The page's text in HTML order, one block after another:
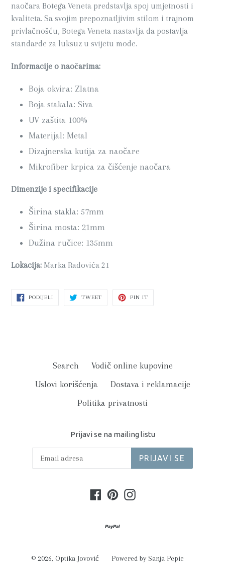
naočara Botega Veneta predstavlja spoj umjetnosti i
kvaliteta. Sa svojim prepoznatljivim stilom i trajnom
privlačnošću, Botega Veneta nastavlja da postavlja
standarde za luksuz u svijetu mode.
Informacije o naočarima:
Boja okvira: Zlatna
Boja stakala: Siva
UV zaštita 100%
Materijal: Metal
Dizajnerska kutija za naočare
Mikrofiber krpica za čišćenje naočara
Dimenzije i specifikacije
Širina stakla: 57mm
Širina mosta: 21mm
Dužina ručice: 135mm
Lokacija: Marka Radovića 21
PODIJELIPODIJELI
TWEET PODIJELI
PIN IT
Search
Vodič online kupovine
Uslovi korišćenja
Dostava i reklamacije
Politika privatnosti
Prijavi se na mailing listu
PRIJAVI SE
Facebook
PinterestInstagram
© 2026, Optika Jovović Powered by Sanja Pepic